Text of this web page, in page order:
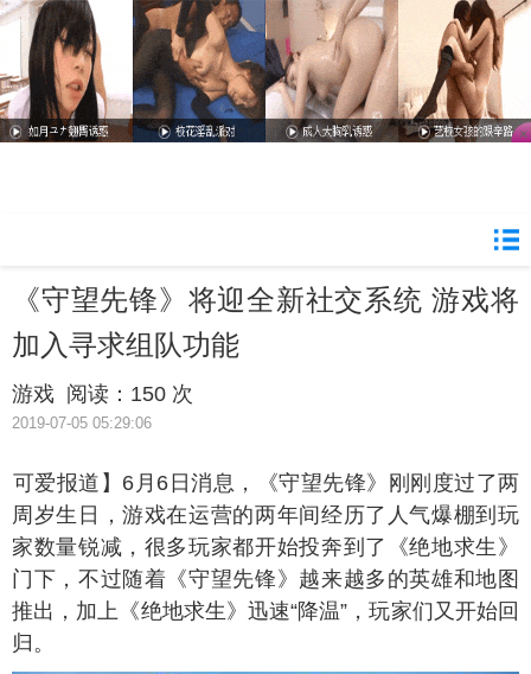
《守望先锋》将迎全新社交系统 游戏将
加入寻求组队功能
游戏 阅读： 150 次
2019-07-05 05:29:06
可爱报道】6月6日消息，《守望先锋》刚刚度过了两
周岁生日，游戏在运营的两年间经历了人气爆棚到玩
家数量锐减，很多玩家都开始投奔到了《绝地求生》
门下，不过随着《守望先锋》越来越多的英雄和地图
推出，加上《绝地求生》迅速“降温”，玩家们又开始回
归。